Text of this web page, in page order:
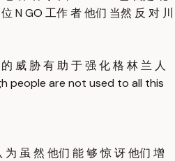
N GO 工作 者 他们 当然 反 对 川
威 胁 有 助 于 强 化 格 林 兰 人
people are not used to all this
虽 然 他们 能 够 惊 讶 他们 增